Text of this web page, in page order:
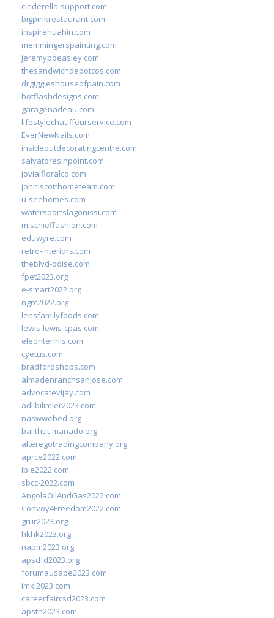
cinderella-support.com
bigpinkrestaurant.com
inspirehuahin.com
memmingerspainting.com
jeremypbeasley.com
thesandwichdepotcos.com
drgiggleshouseofpain.com
hotflashdesigns.com
garagenadeau.com
lifestylechauffeurservice.com
EverNewNails.com
insideoutdecoratingcentre.com
salvatoresinpoint.com
jovialfloralco.com
johnlscotthometeam.com
u-seehomes.com
watersportslagonissi.com
mischieffashion.com
eduwyre.com
retro-interiors.com
theblvd-boise.com
fpet2023.org
e-smart2022.org
ngrc2022.org
leesfamilyfoods.com
lewis-lewis-cpas.com
eleontennis.com
cyetus.com
bradfordshops.com
almadenranchsanjose.com
advocatevijay.com
adlibilimler2023.com
naswwebed.org
balithut-manado.org
alteregotradingcompany.org
aprce2022.com
ibie2022.com
sbcc-2022.com
AngolaOilAndGas2022.com
Convoy4Freedom2022.com
grur2023.org
hkhk2023.org
napm2023.org
apsdfd2023.org
forumausape2023.com
imkl2023.com
careerfaircsd2023.com
apsth2023.com